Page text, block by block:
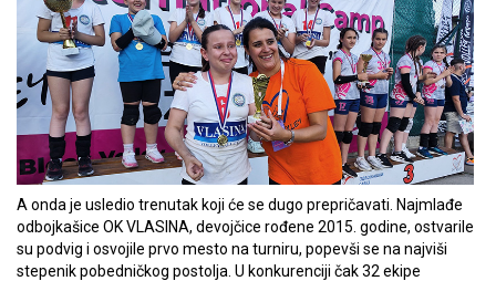
A onda je usledio trenutak koji će se dugo prepričavati. Najmlađe
odbojkašice OK VLASINA, devojčice rođene 2015. godine, ostvarile
su podvig i osvojile prvo mesto na turniru, popevši se na najviši
stepenik pobedničkog postolja. U konkurenciji čak 32 ekipe